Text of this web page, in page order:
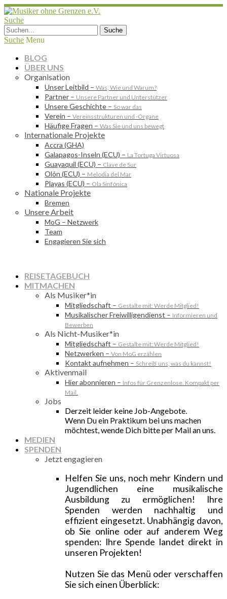
Suche
Suche Menu
BLOG
ÜBER UNS
Organisation
Unser Leitbild – Was, Wie und Warum?
Partner – Unsere Partner und Unterstützer
Unsere Geschichte – So war das
Verein – Vereinsstrukturen und -Organe
Häufige Fragen – Was Sie und uns bewegt
Internationale Projekte
Accra (GHA)
Galapagos-Inseln (ECU) – La Tortuga Virtuosa
Guayaquil (ECU) – Clave de Sur
Olón (ECU) – Melodia del Mar
Playas (ECU) – Ola Sinfónica
Nationale Projekte
Bremen
Unsere Arbeit
MoG – Netzwerk
Team
Engagieren Sie sich
REISETAGEBUCH
MITMACHEN
Als Musiker*in
Mitgliedschaft – Gestalte mit: Werde Mitglied!
Musikalischer Freiwilligendienst – Informieren und
Bewerben
Als Nicht-Musiker*in
Mitgliedschaft – Gestalte mit: Werde Mitglied!
Netzwerken – Von MoG erzählen
Kontakt aufnehmen – Schreib‘ uns, was du kannst!
Aktivenmail
Hier abonnieren – Infos für Grenzenlose. Kompakt per
Mail.
Jobs
Derzeit leider keine Job-Angebote.
Wenn Du ein Praktikum bei uns machen
möchtest, wende Dich bitte per Mail an uns.
MEDIEN
SPENDEN
Jetzt engagieren
Helfen Sie uns, noch mehr Kindern und
Jugendlichen eine musikalische
Ausbildung zu ermöglichen! Ihre
Spenden werden nachhaltig und
effizient eingesetzt. Unabhängig davon,
ob Sie online oder auf anderem Weg
spenden: Ihre Spende landet direkt in
unseren Projekten!
Nutzen Sie das Menü oder verschaffen
Sie sich einen Überblick: